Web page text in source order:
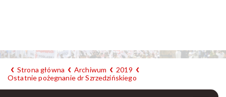
Strona główna Archiwum
2019
Ostatnie pożegnanie dr Szrzedzińskiego